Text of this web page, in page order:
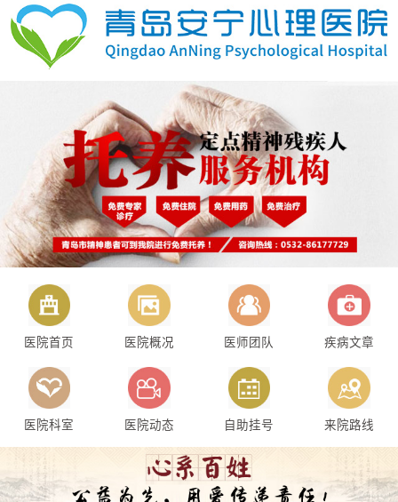
医院首页 医院概况 医师团队 疾病文章
医院科室 医院动态 自助挂号 来院路线